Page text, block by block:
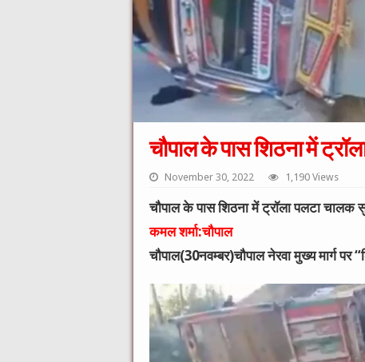
चौपाल के पास शिठना में
November 30, 2022 1,190 Views
चौपाल के पास शिठना में ट्रॉला पलटा चालक
कमल शर्मा:चौपाल
चौपाल(30नवम्बर)चौपाल नेरवा मुख्य मार्ग